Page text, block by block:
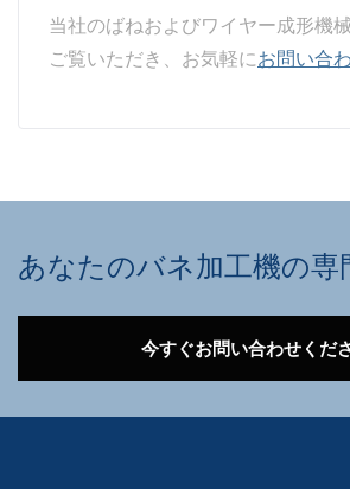
当社のばねおよびワイヤー成形機械
ご覧いただき、お気軽に お問い合
あなたのバネ加工機の専
今すぐお問い合わせくだ